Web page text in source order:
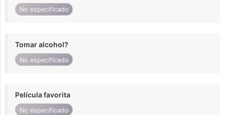
No especificado
Tomar alcohol?
No especificado
Película favorita
No especificado